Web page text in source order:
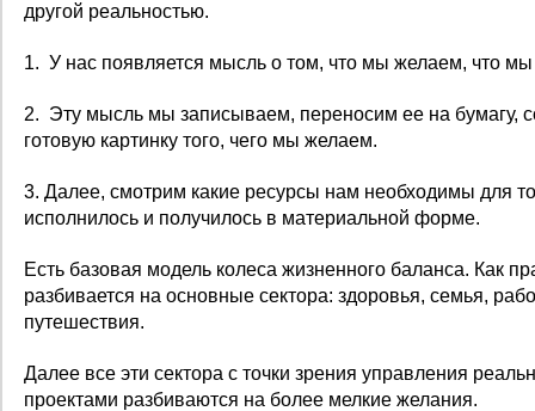
другой реальностью.
1. У нас появляется мысль о том, что мы желаем, что мы
2. Эту мысль мы записываем, переносим ее на бумагу,
готовую картинку того, чего мы желаем.
3. Далее, смотрим какие ресурсы нам необходимы для
исполнилось и получилось в материальной форме.
Есть базовая модель колеса жизненного баланса. Как
разбивается на основные сектора: здоровья, семья,
путешествия.
Далее все эти сектора с точки зрения управления
проектами разбиваются на более мелкие желания.